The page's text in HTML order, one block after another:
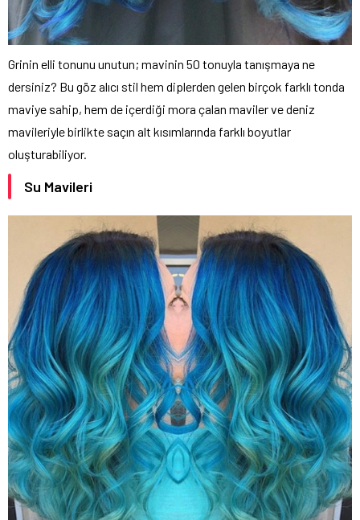
Grinin elli tonunu unutun; mavinin 50 tonuyla tanışmaya ne
dersiniz? Bu göz alıcı stil hem diplerden gelen birçok farklı tonda
maviye sahip, hem de içerdiği mora çalan maviler ve deniz
mavileriyle birlikte saçın alt kısımlarında farklı boyutlar
oluşturabiliyor.
Su Mavileri